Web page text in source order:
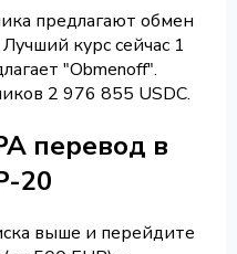
предлагают обмен
Лучший курс сейчас 1
"Obmenoff".
2 976 855 USDC.
перевод в
20
выше и перейдите